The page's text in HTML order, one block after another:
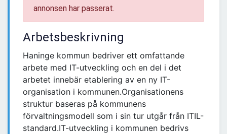
annonsen har passerat.
Arbetsbeskrivning
Haninge kommun bedriver ett omfattande
arbete med IT-utveckling och en del i det
arbetet innebär etablering av en ny IT-
organisation i kommunen.Organisationens
struktur baseras på kommunens
förvaltningsmodell som i sin tur utgår från ITIL-
standard.IT-utveckling i kommunen bedrivs